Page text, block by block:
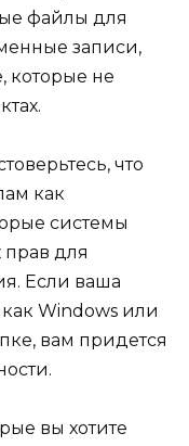
файлы для
записи,
которые не
что
как
системы
прав для
Если ваша
Windows или
вам придется
вы хотите